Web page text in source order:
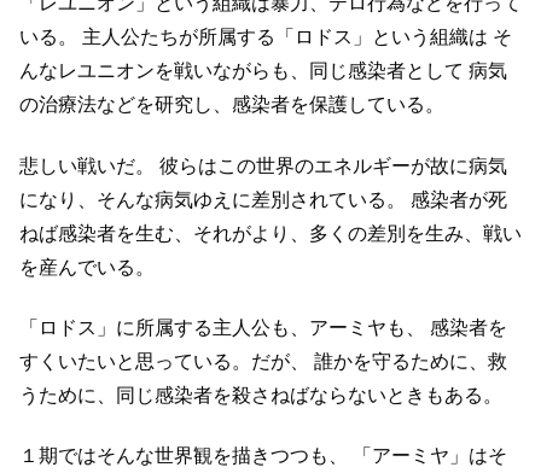
いる。
主人公たちが所属する「ロドス」という組織は そ
んなレユニオンを戦いながらも、同じ感染者として 病気
の治療法などを研究し、感染者を保護している。
悲しい戦いだ。
彼らはこの世界のエネルギーが故に病気
になり、そんな病気ゆえに差別されている。
感染者が死
ねば感染者を生む、それがより、多くの差別を生み、戦い
を産んでいる。
「ロドス」に所属する主人公も、アーミヤも、
感染者を
すくいたいと思っている。だが、
誰かを守るために、救
うために、同じ感染者を殺さねばならないときもある。
１期ではそんな世界観を描きつつも、 「アーミヤ」はそ